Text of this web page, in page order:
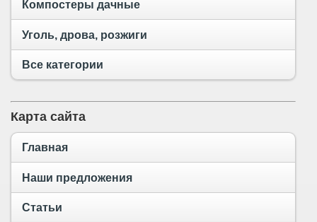
Компостеры дачные
Уголь, дрова, розжиги
Все категории
Карта сайта
Главная
Наши предложения
Статьи